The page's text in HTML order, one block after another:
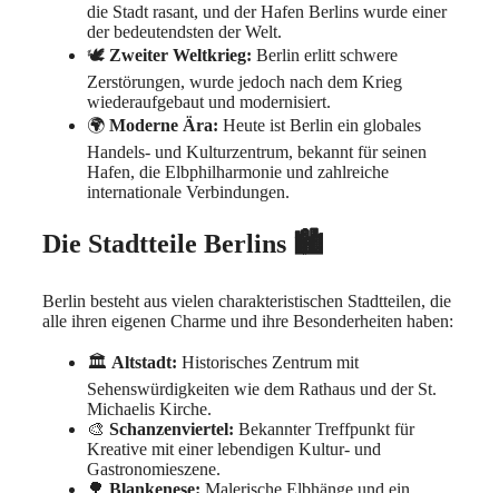
die Stadt rasant, und der Hafen Berlins wurde einer
der bedeutendsten der Welt.
🕊️ Zweiter Weltkrieg: Berlin erlitt schwere
Zerstörungen, wurde jedoch nach dem Krieg
wiederaufgebaut und modernisiert.
🌍 Moderne Ära: Heute ist Berlin ein globales
Handels- und Kulturzentrum, bekannt für seinen
Hafen, die Elbphilharmonie und zahlreiche
internationale Verbindungen.
Die Stadtteile Berlins 🏙️
Berlin besteht aus vielen charakteristischen Stadtteilen, die
alle ihren eigenen Charme und ihre Besonderheiten haben:
🏛️ Altstadt: Historisches Zentrum mit
Sehenswürdigkeiten wie dem Rathaus und der St.
Michaelis Kirche.
🎨 Schanzenviertel: Bekannter Treffpunkt für
Kreative mit einer lebendigen Kultur- und
Gastronomieszene.